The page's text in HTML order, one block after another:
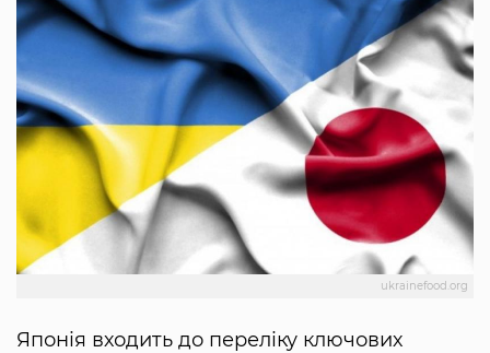
ukrainefood.org
Японія входить до переліку ключових